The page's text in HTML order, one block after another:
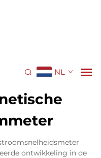
NL
ontwikkeling in de